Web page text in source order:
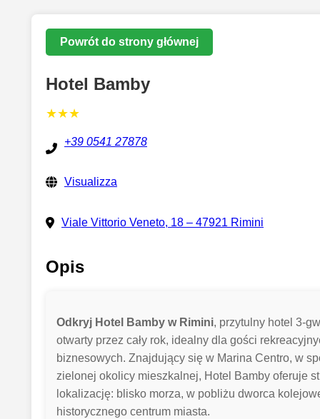
Powrót do strony głównej
Hotel Bamby
★★★
+39 0541 27878
Visualizza
Viale Vittorio Veneto, 18 – 47921 Rimini
Opis
Odkryj Hotel Bamby w Rimini, przytulny hotel 3-
otwarty przez cały rok, idealny dla gości
biznesowych. Znajdujący się w Marina Centro, w
zielonej okolicy mieszkalnej, Hotel Bamby oferuje
lokalizację: blisko morza, w pobliżu dworca
historycznego centrum miasta.